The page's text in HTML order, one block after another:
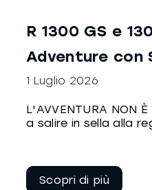
R 1300 GS e
Adventure con
1 Luglio 2026
L'AVVENTURA NON
a salire in sella alla
Continua a